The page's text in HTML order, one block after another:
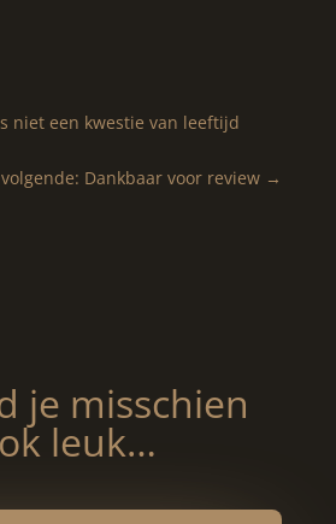
niet een kwestie van leeftijd
volgende: Dankbaar voor review →
je misschien
leuk…